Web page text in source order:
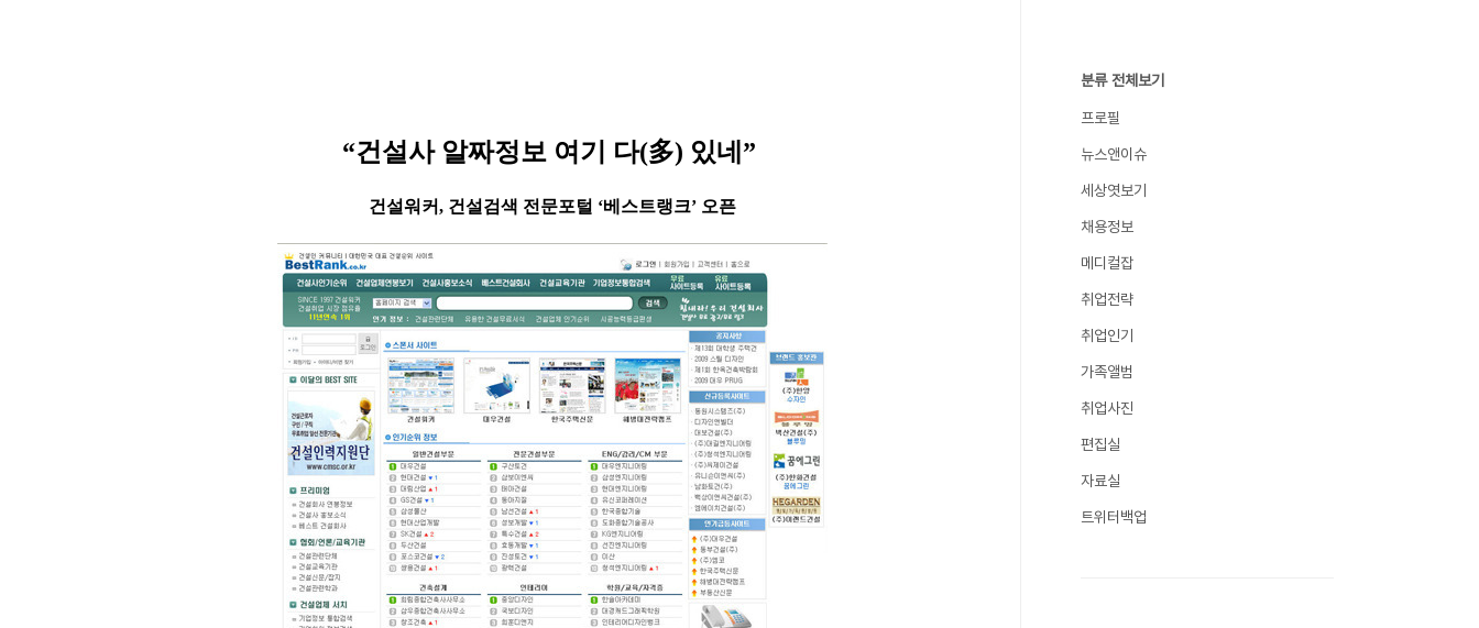
“건설사 알짜정보 여기 다(多) 있네”
건설워커, 건설검색 전문포털 ‘베스트랭크’ 오픈
분류 전체보기
프로필
뉴스앤이슈
세상엿보기
채용정보
메디컬잡
취업전략
취업인기
가족앨범
취업사진
편집실
자료실
트위터백업